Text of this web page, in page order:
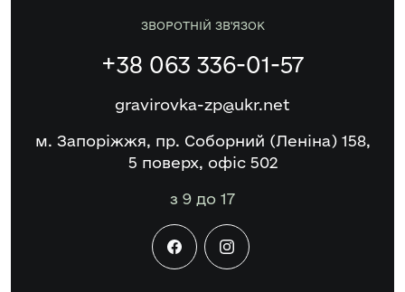
ЗВОРОТНІЙ ЗВ'ЯЗОК
+38 063 336-01-57
gravirovka-zp@ukr.net
м. Запоріжжя, пр. Соборний (Леніна) 158,
5 поверх, офіс 502
з 9 до 17